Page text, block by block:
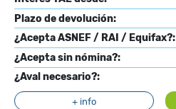
Plazo de devolución:
¿Acepta ASNEF / RAI / Equifax?:
¿Acepta sin nómina?:
¿Aval necesario?:
+ info